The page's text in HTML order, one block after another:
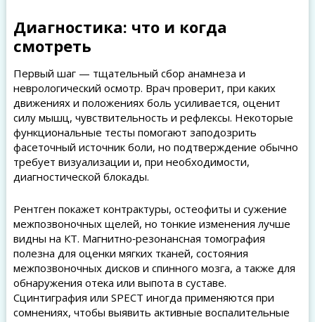
Диагностика: что и когда
смотреть
Первый шаг — тщательный сбор анамнеза и
неврологический осмотр. Врач проверит, при каких
движениях и положениях боль усиливается, оценит
силу мышц, чувствительность и рефлексы. Некоторые
функциональные тесты помогают заподозрить
фасеточный источник боли, но подтверждение обычно
требует визуализации и, при необходимости,
диагностической блокады.
Рентген покажет контрактуры, остеофиты и сужение
межпозвоночных щелей, но тонкие изменения лучше
видны на КТ. Магнитно‑резонансная томография
полезна для оценки мягких тканей, состояния
межпозвоночных дисков и спинного мозга, а также для
обнаружения отека или выпота в суставе.
Сцинтиграфия или SPECT иногда применяются при
сомнениях, чтобы выявить активные воспалительные